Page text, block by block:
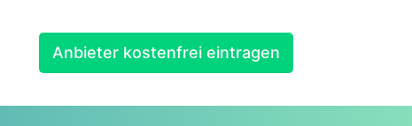
Anbieter kostenfrei eintragen